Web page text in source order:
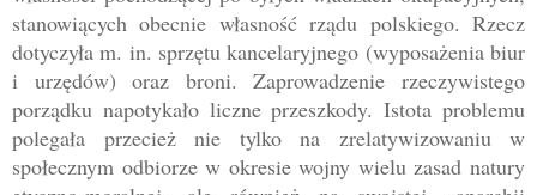
stanowiących obecnie własność rządu polskiego. Rzecz
dotyczyła m. in. sprzętu kancelaryjnego (wyposażenia biur
i urzędów) oraz broni. Zaprowadzenie rzeczywistego
porządku napotykało liczne przeszkody. Istota problemu
polegała przecież nie tylko na zrelatywizowaniu w
społecznym odbiorze w okresie wojny wielu zasad natury